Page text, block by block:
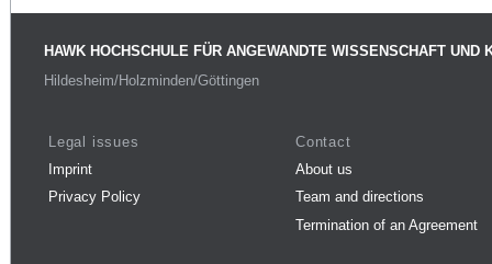
HAWK HOCHSCHULE FÜR ANGEWANDTE WISSENSCHAFT UND
Hildesheim/Holzminden/Göttingen
Legal issues
Imprint
Privacy Policy
Contact
About us
Team and directions
Termination of an Agreement